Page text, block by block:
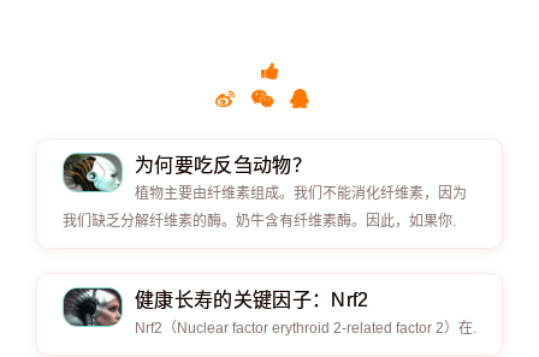
为何要吃反刍动物？
植物主要由纤维素组成。我们不能消化纤维素，因为
我们缺乏分解纤维素的酶。奶牛含有纤维素酶。因此，如果你.
健康长寿的关键因子：Nrf2
Nrf2（Nuclear factor erythroid 2-related factor 2）在.